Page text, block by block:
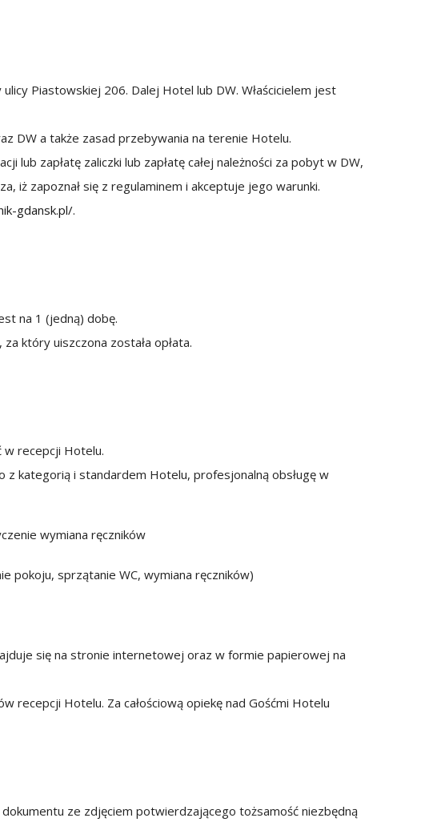
Piastowskiej 206. Dalej Hotel lub DW. Właścicielem jest
DW a także zasad przebywania na terenie Hotelu.
zapłatę zaliczki lub zapłatę całej należności za pobyt w DW,
iż zapoznał się z regulaminem i akceptuje jego warunki.
gdansk.pl/.
na 1 (jedną) dobę.
który uiszczona została opłata.
w recepcji Hotelu.
kategorią i standardem Hotelu, profesjonalną obsługę w
wymiana ręczników
pokoju, sprzątanie WC, wymiana ręczników)
się na stronie internetowej oraz w formie papierowej na
recepcji Hotelu. Za całościową opiekę nad Gośćmi Hotelu
ze zdjęciem potwierdzającego tożsamość niezbędną